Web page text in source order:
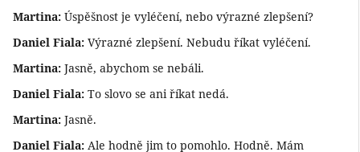
Martina: Úspěšnost je vyléčení, nebo výrazné zlepšení?
Daniel Fiala: Výrazné zlepšení. Nebudu říkat vyléčení.
Martina: Jasně, abychom se nebáli.
Daniel Fiala: To slovo se ani říkat nedá.
Martina: Jasně.
Daniel Fiala: Ale hodně jim to pomohlo. Hodně. Mám